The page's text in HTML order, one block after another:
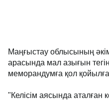
Маңғыстау облысының
арасында мал азығын
меморандумға қол
"Келісім аясында